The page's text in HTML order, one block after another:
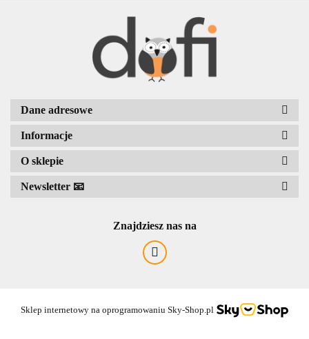
BENASSI/GALGI
Dane adresowe
Informacje
O sklepie
Newsletter 📧
Znajdziesz nas na
Sklep internetowy na oprogramowaniu Sky-Shop.pl